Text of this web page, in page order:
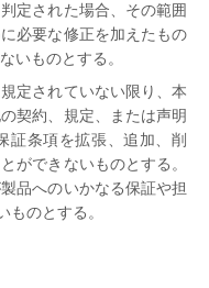
定された場合、その範囲
必要な修正を加えたもの
いものとする。
定されていない限り、本
契約、規定、または声明
証条項を拡張、追加、削
ができないものとする。
品へのいかなる保証や担
ものとする。